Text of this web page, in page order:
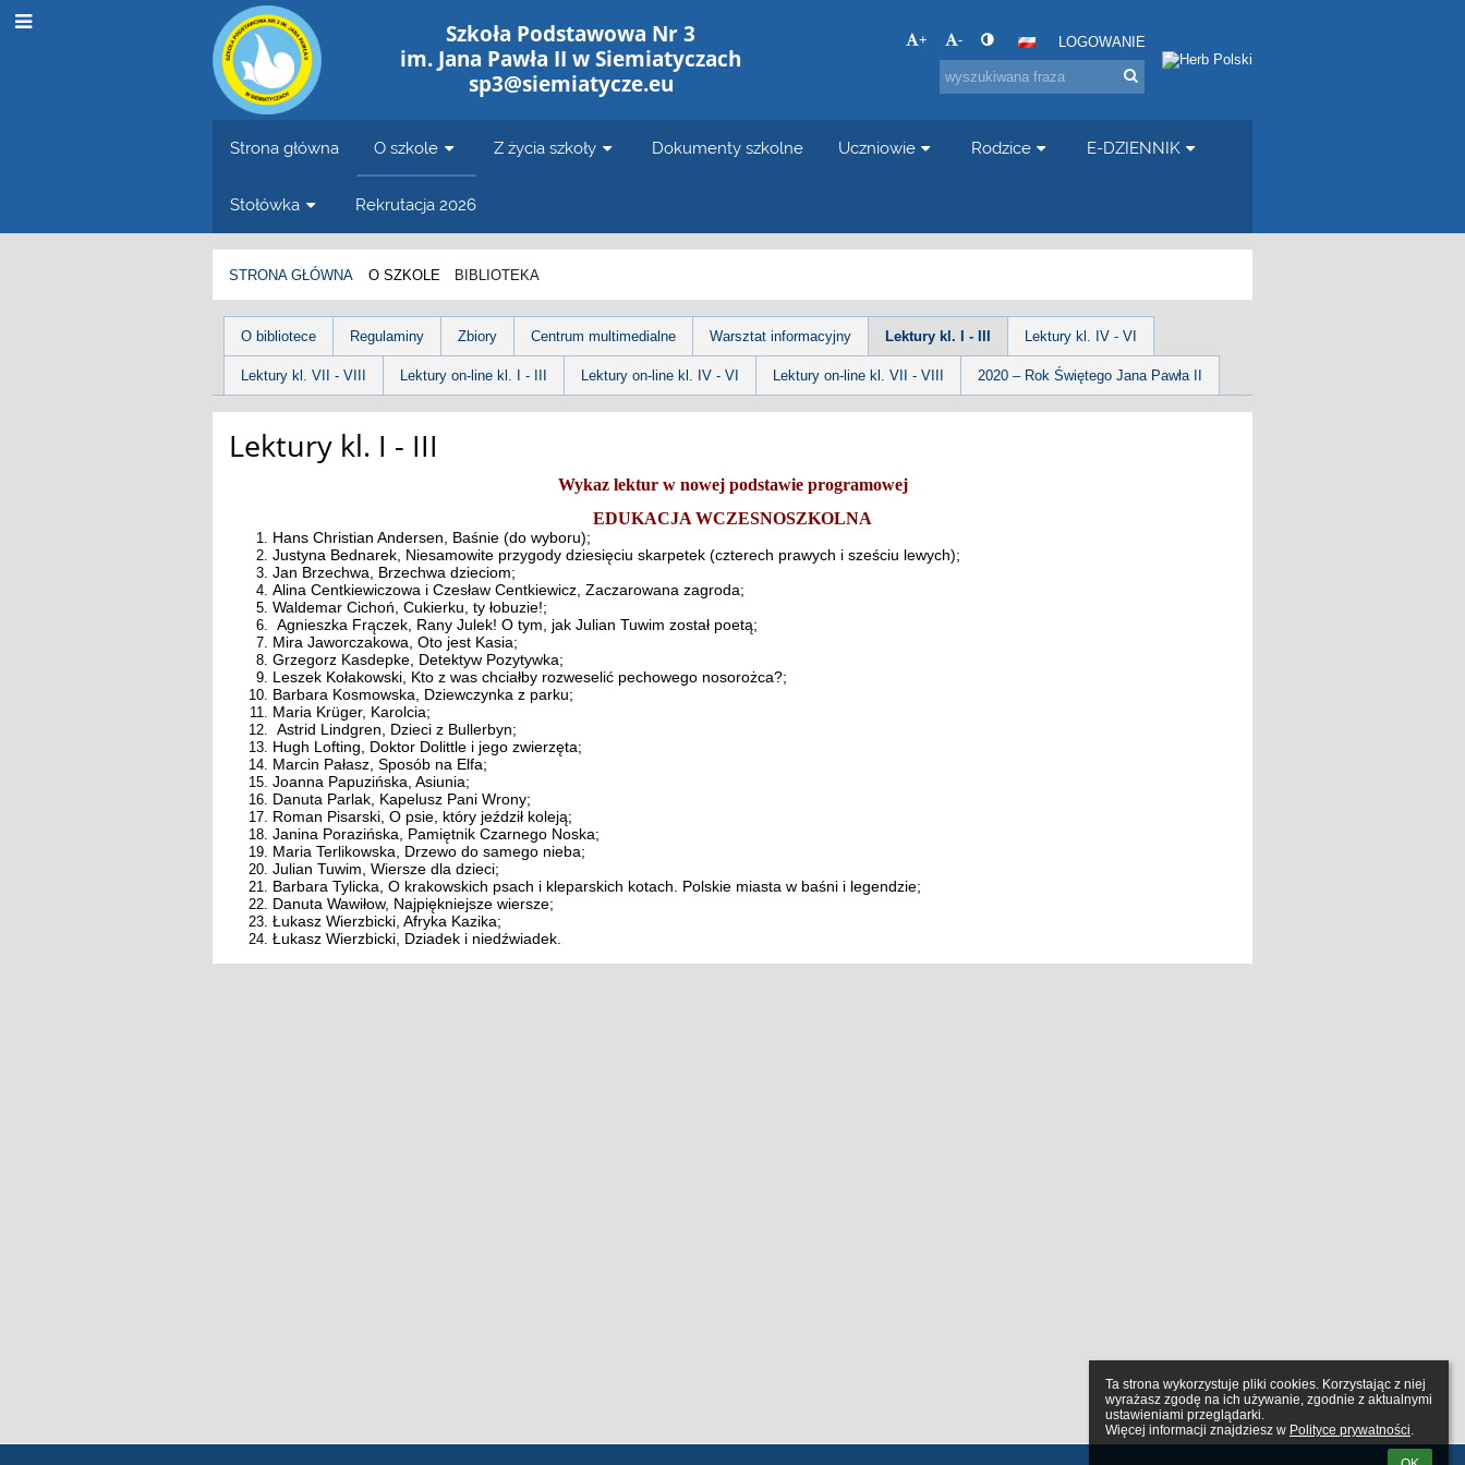
Ta strona wykorzystuje pliki cookies. Korzystając z niej
wyrażasz zgodę na ich używanie, zgodnie z aktualnymi
ustawieniami przeglądarki.
Więcej informacji znajdziesz w Polityce prywatności.
Szkoła Podstawowa Nr 3
im. Jana Pawła II w Siemiatyczach
sp3@siemiatycze.eu
+ - LOGOWANIE
Strona główna O szkole Z życia szkoły Dokumenty szkolne Uczniowie Rodzice E-DZIENNIK
Stołówka Rekrutacja 2026
STRONA GŁÓWNA O SZKOLE BIBLIOTEKA
Biblioteka
O bibliotece Regulaminy Zbiory Centrum multimedialne Warsztat informacyjny Lektury kl. I - III Lektury kl. IV - VI
Lektury kl. VII - VIII Lektury on-line kl. I - III Lektury on-line kl. IV - VI Lektury on-line kl. VII - VIII 2020 – Rok Świętego Jana Pawła II
Lektury kl. I - III
Wykaz lektur w nowej podstawie programowej
EDUKACJA WCZESNOSZKOLNA
Hans Christian Andersen, Baśnie (do wyboru);
Justyna Bednarek, Niesamowite przygody dziesięciu skarpetek (czterech prawych i sześciu lewych);
Jan Brzechwa, Brzechwa dzieciom;
Alina Centkiewiczowa i Czesław Centkiewicz, Zaczarowana zagroda;
Waldemar Cichoń, Cukierku, ty łobuzie!;
Agnieszka Frączek, Rany Julek! O tym, jak Julian Tuwim został poetą;
Mira Jaworczakowa, Oto jest Kasia;
Grzegorz Kasdepke, Detektyw Pozytywka;
Leszek Kołakowski, Kto z was chciałby rozweselić pechowego nosorożca?;
Barbara Kosmowska, Dziewczynka z parku;
Maria Krüger, Karolcia;
Astrid Lindgren, Dzieci z Bullerbyn;
Hugh Lofting, Doktor Dolittle i jego zwierzęta;
Marcin Pałasz, Sposób na Elfa;
Joanna Papuzińska, Asiunia;
Danuta Parlak, Kapelusz Pani Wrony;
Roman Pisarski, O psie, który jeździł koleją;
Janina Porazińska, Pamiętnik Czarnego Noska;
Maria Terlikowska, Drzewo do samego nieba;
Julian Tuwim, Wiersze dla dzieci;
Barbara Tylicka, O krakowskich psach i kleparskich kotach. Polskie miasta w baśni i legendzie;
Danuta Wawiłow, Najpiękniejsze wiersze;
Łukasz Wierzbicki, Afryka Kazika;
Łukasz Wierzbicki, Dziadek i niedźwiadek.